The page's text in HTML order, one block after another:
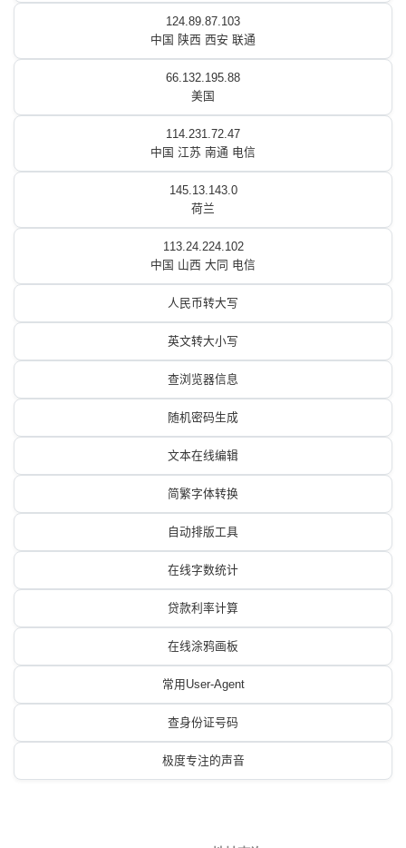
124.89.87.103
中国 陕西 西安 联通
66.132.195.88
美国
114.231.72.47
中国 江苏 南通 电信
145.13.143.0
荷兰
113.24.224.102
中国 山西 大同 电信
人民币转大写
英文转大小写
查浏览器信息
随机密码生成
文本在线编辑
简繁字体转换
自动排版工具
在线字数统计
贷款利率计算
在线涂鸦画板
常用User-Agent
查身份证号码
极度专注的声音